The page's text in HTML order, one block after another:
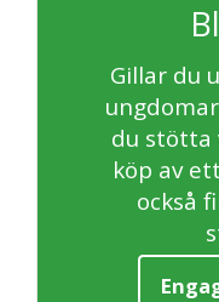
Gillar du
du stötta
köp av
också